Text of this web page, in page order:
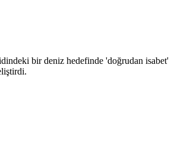
bir deniz hedefinde 'doğrudan isabet'